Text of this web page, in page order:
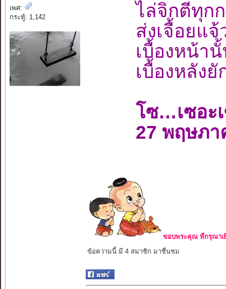
เพศ:
กระทู้: 1,142
ไล่จิกตีทุก
ส่งเจื้อยแ
เบื้องหน้า
เบื้องหลัง
โซ…เซอะ
27 พฤษภา
ขอบพระคุณ ที่กรุณาเ
ข้อความนี้ มี 4 สมาชิก มาชื่นชม